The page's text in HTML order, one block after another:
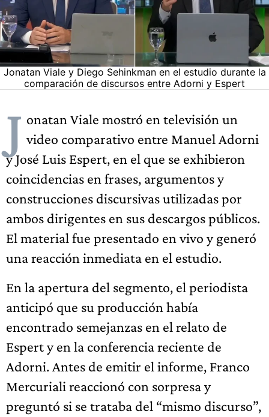
Jonatan Viale y Diego Sehinkman en el estudio durante la
comparación de discursos entre Adorni y Espert
J onatan Viale mostró en televisión un
video comparativo entre Manuel Adorni
y José Luis Espert, en el que se exhibieron
coincidencias en frases, argumentos y
construcciones discursivas utilizadas por
ambos dirigentes en sus descargos públicos.
El material fue presentado en vivo y generó
una reacción inmediata en el estudio.
En la apertura del segmento, el periodista
anticipó que su producción había
encontrado semejanzas en el relato de
Espert y en la conferencia reciente de
Adorni. Antes de emitir el informe, Franco
Mercuriali reaccionó con sorpresa y
preguntó si se trataba del “mismo discurso”,